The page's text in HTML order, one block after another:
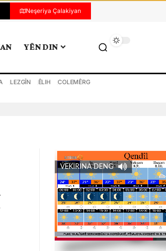
Neşeriya Çalakiyan
YÊN DIN
LEZGÎN ÊLIH COLEMÊRG
VEKIRINA DENG